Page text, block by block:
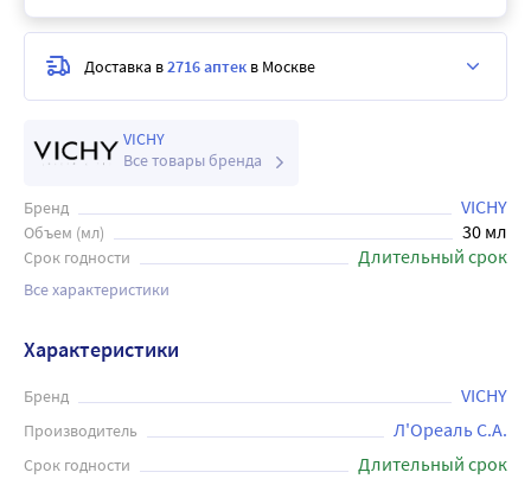
VICHY
Все товары бренда
Бренд VICHY
Объем (мл) 30 мл
Срок годности Длительный срок
Все характеристики
Доставка в2716 аптек в Москве
Характеристики
Бренд VICHY
Производитель Л'Ореаль С.А.
Срок годности Длительный срок